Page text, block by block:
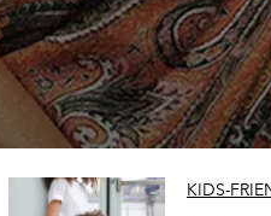
KIDS-